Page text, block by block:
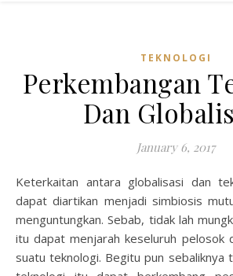
TEKNOLOGI
Perkembangan
Dan
January 6, 2017
Keterkaitan antara globalisasi dan teknologi dewasa ini
dapat diartikan menjadi simbiosis
menguntungkan. Sebab, tidak lah
itu dapat menjarah keseluruh pelosok
suatu teknologi. Begitu pun sebaliknya